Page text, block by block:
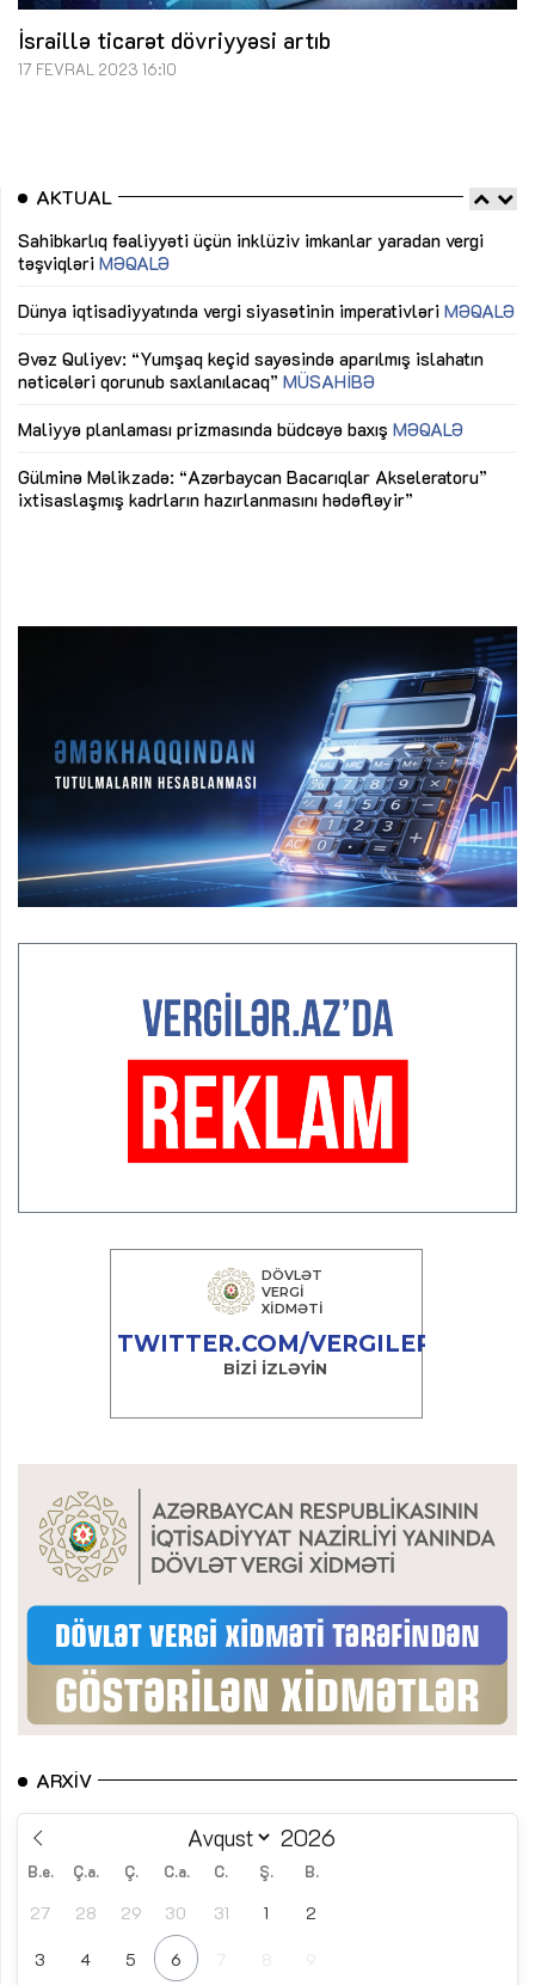
İsraillə ticarət dövriyyəsi artıb
17 FEVRAL 2023 16:10
AKTUAL
Sahibkarlıq fəaliyyəti üçün inklüziv imkanlar yaradan vergi
təşviqləri MƏQALƏ
Dünya iqtisadiyyatında vergi siyasətinin imperativləri MƏQALƏ
Əvəz Quliyev: “Yumşaq keçid sayəsində aparılmış islahatın
nəticələri qorunub saxlanılacaq” MÜSAHİBƏ
Maliyyə planlaması prizmasında büdcəyə baxış MƏQALƏ
Gülminə Məlikzadə: “Azərbaycan Bacarıqlar Akseleratoru”
ixtisaslaşmış kadrların hazırlanmasını hədəfləyir”
ARXIV
B.e. Ç.a. Ç. C.a. C. Ş. B.
27 28 29 30 31 1 2
3 4 5 6